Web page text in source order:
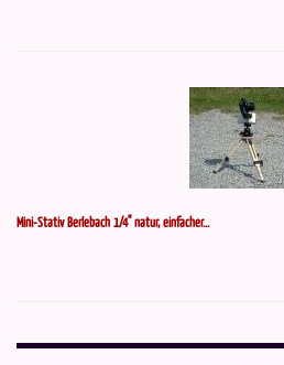
Mini-Stativ Berlebach 1/4" natur, einfacher...